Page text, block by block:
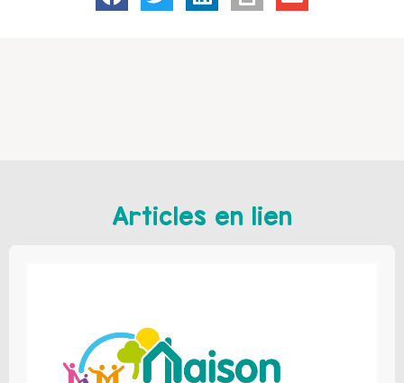
Articles en lien